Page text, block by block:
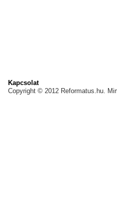
Kapcsolat
Copyright © 2012 Reformatus.hu.